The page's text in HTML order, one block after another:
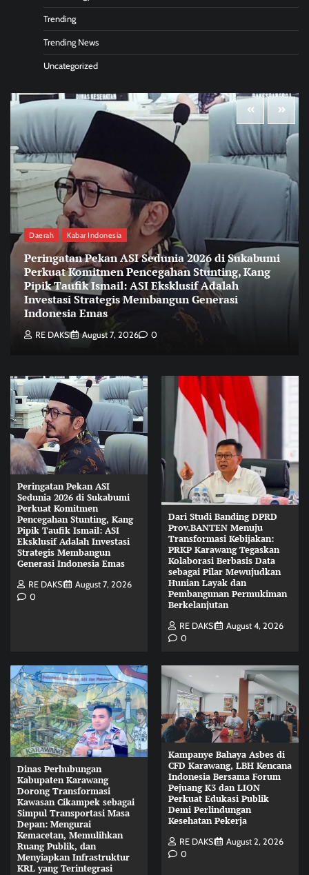
Trending
Trending News
Uncategorized
Daerah Kabar Indonesia
Peringatan Pekan ASI Sedunia 2026 di Sukabumi
Perkuat Komitmen Pencegahan Stunting, Kang
Pipik Taufik Ismail: ASI Eksklusif Adalah
Investasi Strategis Membangun Generasi
Indonesia Emas
RE DAKSI August 7, 2026 0
Peringatan Pekan ASI
Sedunia 2026 di Sukabumi
Perkuat Komitmen
Pencegahan Stunting, Kang
Pipik Taufik Ismail: ASI
Eksklusif Adalah Investasi
Strategis Membangun
Generasi Indonesia Emas
RE DAKSI
August 7, 2026
0
Dari Studi Banding DPRD
Prov.BANTEN Menuju
Transformasi Kebijakan:
PRKP Karawang Tegaskan
Kolaborasi Berbasis Data
sebagai Pilar Mewujudkan
Hunian Layak dan
Pembangunan Permukiman
Berkelanjutan
RE DAKSI
August 4, 2026
0
Dinas Perhubungan
Kabupaten Karawang
Dorong Transformasi
Kawasan Cikampek sebagai
Simpul Transportasi Masa
Depan: Mengurai
Kemacetan, Memulihkan
Ruang Publik, dan
Menyiapkan Infrastruktur
KRL yang Terintegrasi
Kampanye Bahaya Asbes di
CFD Karawang, LBH Kencana
Indonesia Bersama Forum
Pejuang K3 dan LION
Perkuat Edukasi Publik
Demi Perlindungan
Kesehatan Pekerja
RE DAKSI
August 2, 2026
0